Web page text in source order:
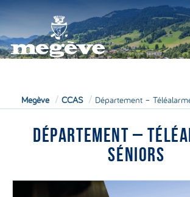
Megève CCAS Département –
DÉPARTEMENT –
SÉNIORS